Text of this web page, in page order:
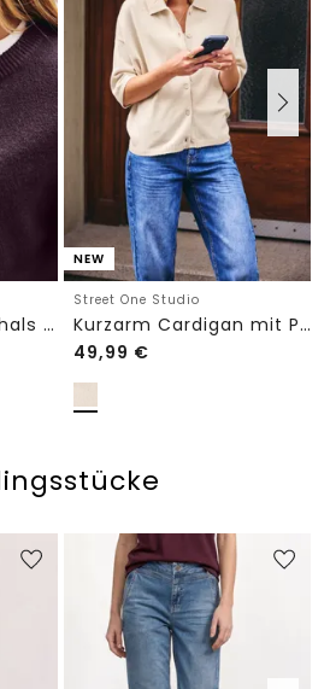
Cardigan mit Rundhals und Knöpfen
NEW
Street One Studio
Kurzarm Cardigan mit Polokragen
49,99 €